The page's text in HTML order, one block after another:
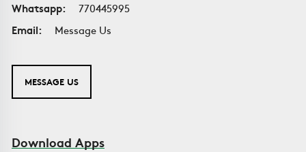
Whatsapp:
770445995
Email:
Message Us
MESSAGE US
Download Apps